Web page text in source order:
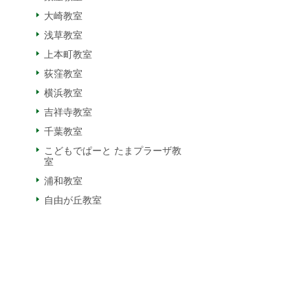
大崎教室
浅草教室
上本町教室
荻窪教室
横浜教室
吉祥寺教室
千葉教室
こどもでぱーと たまプラーザ教
室
浦和教室
自由が丘教室